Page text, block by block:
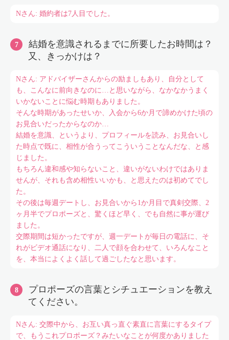
Nさん: 婚約者は7人目でした。
結婚を意識されるまでに所要したお時間は？
又、きっかけは？
Nさん: アドバイザーさんからの励ましもあり、自分として
も、こんなに前向きなのに…と思いながら、なかなかうまく
いかないことに悩む時期もありました。
そんな時期があったせいか、入会から6か月で諦めかけた頃の
お見合いだったからなのか…
結婚を意識、というより、プロフィールを読み、お見合いし
た時点で既に、相性が合うってこういうことなんだな、と感
じました。
もちろん違和感や知らないこと、違いがないわけではありま
せんが、それも含め相性いいかも、と思えたのは初めてでし
た。
その後は毎週デートし、お見合いから1か月目で真剣交際、2
ヶ月半でプロポーズと、驚くほど早く、でも自然に事が運び
ました。
交際期間は短かったですが、週一デートが毎日の電話に、そ
れがビデオ通話になり、二人で顔を合わせて、いろんなこと
を、本当によくよく話して過ごしたなと思います。
プロポーズの言葉とシチュエーションを教え
てください。
Nさん: 交際中から、お互い真っ直ぐ素直に言葉にするタイプ
で、もうこれプロポーズ？みたいなことが何度かありました